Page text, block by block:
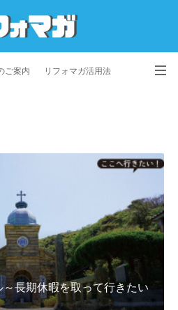
ご案内 リフォマガ活用法
長期休暇を取って行きたい